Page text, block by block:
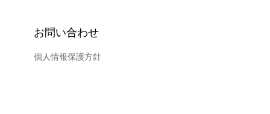
お問い合わせ
個人情報保護方針